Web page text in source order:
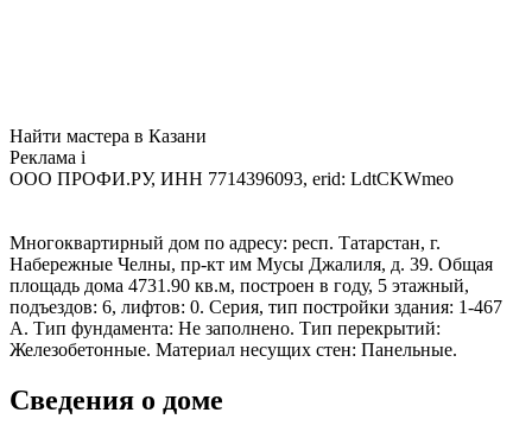
Найти мастера в Казани
Реклама i
ООО ПРОФИ.РУ, ИНН 7714396093, erid: LdtCKWmeo
Многоквартирный дом по адресу: респ. Татарстан, г.
Набережные Челны, пр-кт им Мусы Джалиля, д. 39. Общая
площадь дома 4731.90 кв.м, построен в году, 5 этажный,
подъездов: 6, лифтов: 0. Серия, тип постройки здания: 1-467
А. Тип фундамента: Не заполнено. Тип перекрытий:
Железобетонные. Материал несущих стен: Панельные.
Сведения о доме